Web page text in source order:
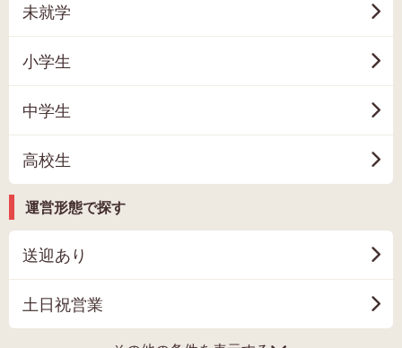
未就学
小学生
中学生
高校生
運営形態で探す
送迎あり
土日祝営業